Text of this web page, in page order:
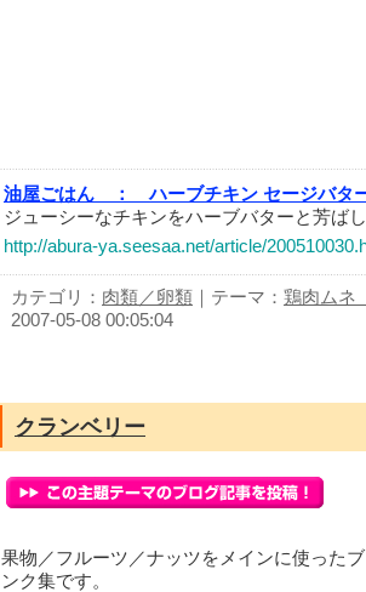
油屋ごはん ：
ハーブチキン セージバタ
ジューシーなチキンをハーブバターと芳ば
http://abura-ya.seesaa.net/article/
カテゴリ： 肉類／卵類 ｜テーマ： 鶏肉ムネ
2007-05-08 00:05:04
クランベリー
果物／フルーツ／ナッツをメインに使った
ンク集です。